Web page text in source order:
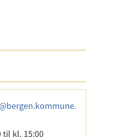
bergen.kommune.
til kl. 15:00